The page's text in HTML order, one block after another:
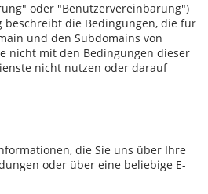
oder "Benutzervereinbarung")
beschreibt die Bedingungen, die für
und den Subdomains von
nicht mit den Bedingungen dieser
nicht nutzen oder darauf
die Sie uns über Ihre
oder über eine beliebige E-